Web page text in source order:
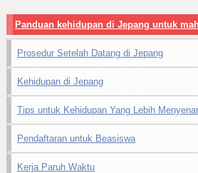
Panduan kehidupan di Jepang untuk
Prosedur Setelah Datang di Jepang
Kehidupan di Jepang
Tips untuk Kehidupan Yang Lebih
Pendaftaran untuk Beasiswa
Kerja Paruh Waktu